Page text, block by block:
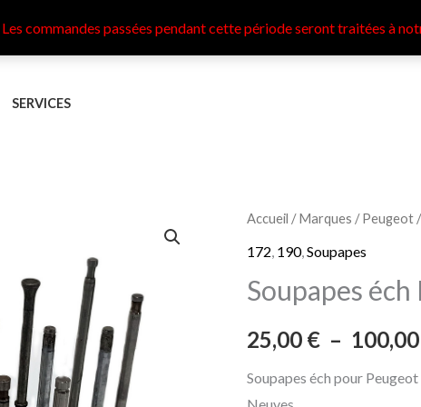
commandes passées pendant cette période seront traitées à
SERVICES
Accueil /Marques /Peugeot /
172 190, Soupapes
Soupapes
25,00 € – 100,00
Soupapes éch pour
Neuves
quantité
de
éch
190,
172